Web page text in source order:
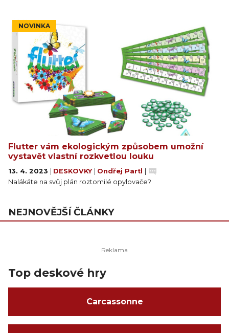
NOVINKA
Flutter vám ekologickým způsobem umožní
vystavět vlastní rozkvetlou louku
13. 4. 2023 DESKOVKY Ondřej Partl
Nalákáte na svůj plán roztomilé opylovače?
NEJNOVĚJŠÍ ČLÁNKY
Top deskové hry
Carcassonne